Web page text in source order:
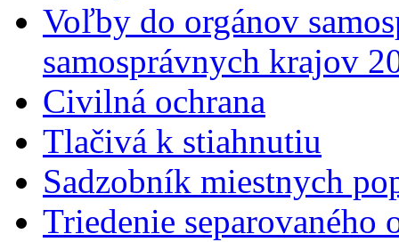
Voľby do orgánov
samosprávnych krajov
Civilná ochrana
Tlačivá k stiahnutiu
Sadzobník miestnych
Triedenie separovaného